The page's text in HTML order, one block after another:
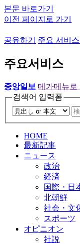
본문 바로가기
이전 페이지로 가기
공유하기 주요 서비스
주요서비스
중앙일보 메가메뉴로
검색어 입력폼
HOME
最新記事
ニュース
政治
経済
国際・日
北朝鮮
社会・文
スポーツ
オピニオン
社説